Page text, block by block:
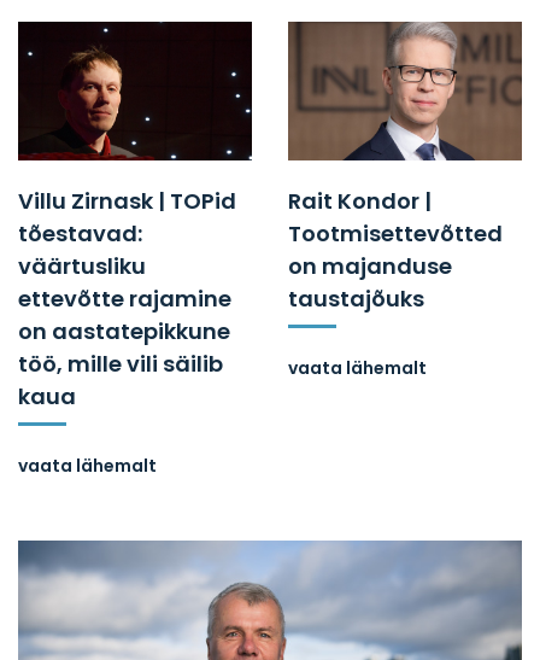
Villu Zirnask | TOPid
tõestavad:
väärtusliku
ettevõtte rajamine
on aastatepikkune
töö, mille vili säilib
kaua
vaata lähemalt
Rait Kondor |
Tootmisettevõtted
on majanduse
taustajõuks
vaata lähemalt